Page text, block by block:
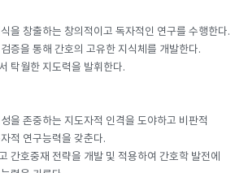
을 창출하는 창의적이고 독자적인 연구를 수행한다.
증을 통해 간호의 고유한 지식체를 개발한다.
탁월한 지도력을 발휘한다.
을 존중하는 지도자적 인격을 도야하고 비판적
적 연구능력을 갖춘다.
간호중재 전략을 개발 및 적용하여 간호학 발전에